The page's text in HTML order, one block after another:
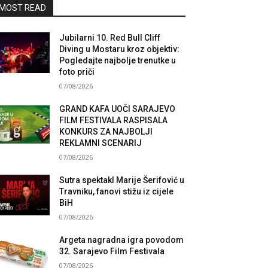
READ
Jubilarni 10. Red Bull Cliff
Diving u Mostaru kroz objektiv:
Pogledajte najbolje trenutke u
foto priči
07/08/2026
GRAND KAFA UOČI SARAJEVO
FILM FESTIVALA RASPISALA
KONKURS ZA NAJBOLJI
REKLAMNI SCENARIJ
07/08/2026
Sutra spektakl Marije Šerifović u
Travniku, fanovi stižu iz cijele
BiH
07/08/2026
Argeta nagradna igra povodom
32. Sarajevo Film Festivala
07/08/2026